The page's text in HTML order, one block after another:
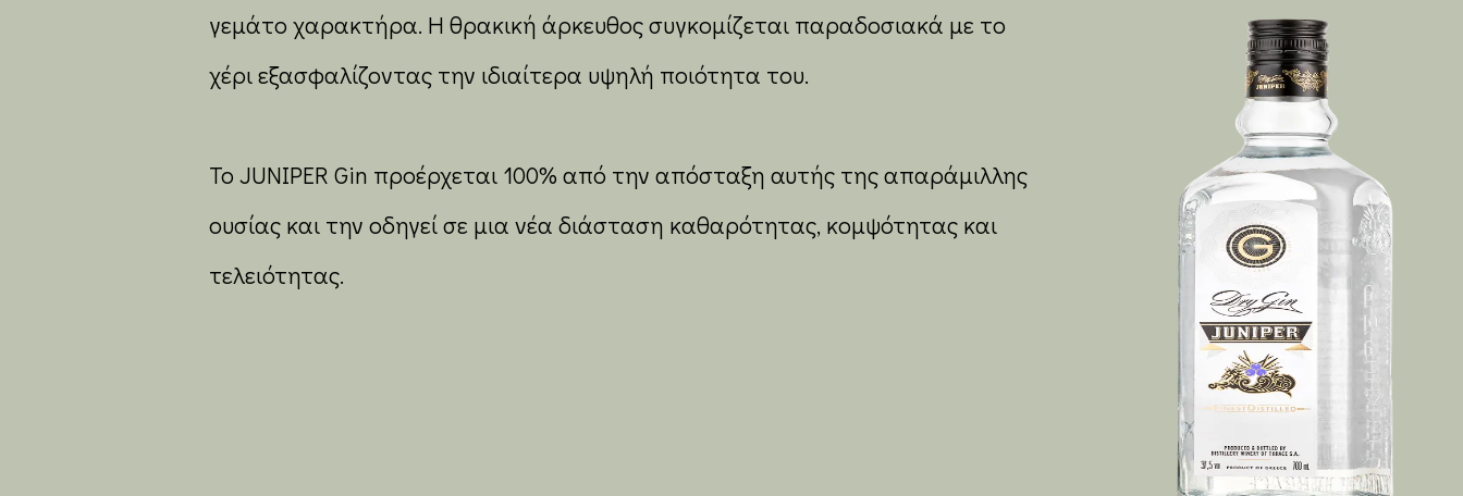
γεμάτο χαρακτήρα. Η θρακική άρκευθος συγκομίζεται παραδοσιακά με το
χέρι εξασφαλίζοντας την ιδιαίτερα υψηλή ποιότητα του.
Το JUNIPER Gin προέρχεται 100% από την απόσταξη αυτής της απαράμιλλης
ουσίας και την οδηγεί σε μια νέα διάσταση καθαρότητας, κομψότητας και
τελειότητας.